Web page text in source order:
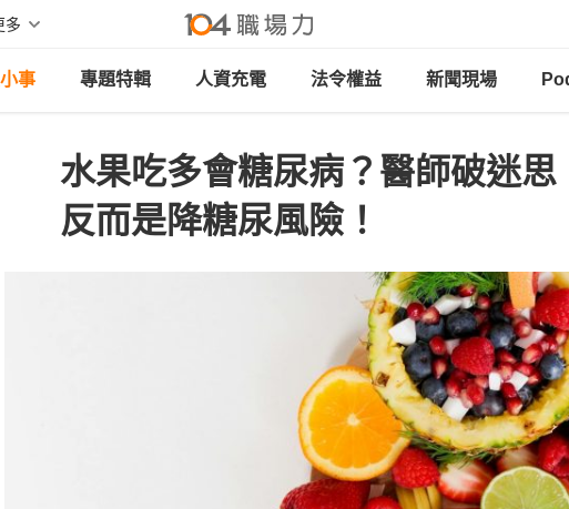
多
事 專題特輯 人資充電 法令權益 新聞現場
水果吃多會糖尿病？醫師破迷思
反而是降糖尿風險！